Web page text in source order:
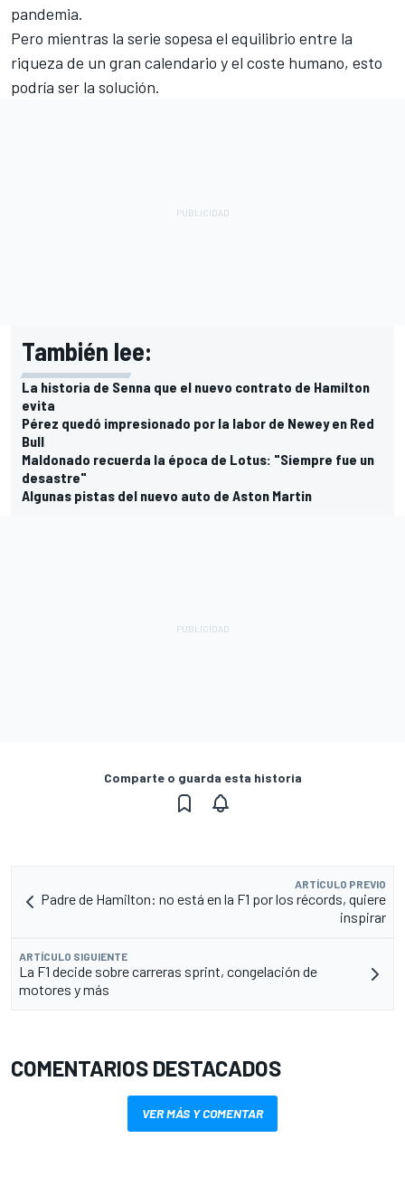
pandemia.
Pero mientras la serie sopesa el equilibrio entre la
riqueza de un gran calendario y el coste humano, esto
podría ser la solución.
También lee:
La historia de Senna que el nuevo contrato de Hamilton
evita
Pérez quedó impresionado por la labor de Newey en Red
Bull
Maldonado recuerda la época de Lotus: "Siempre fue un
desastre"
Algunas pistas del nuevo auto de Aston Martin
Comparte o guarda esta historia
ARTÍCULO PREVIO
Padre de Hamilton: no está en la F1 por los récords, quiere
inspirar
ARTÍCULO SIGUIENTE
La F1 decide sobre carreras sprint, congelación de
motores y más
COMENTARIOS DESTACADOS
VER MÁS Y COMENTAR